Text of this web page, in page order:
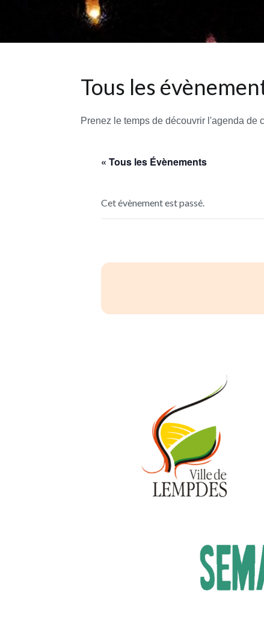
Tous les
Prenez le temps de découvrir l'agenda de
« Tous les Évènements
Cet évènement est passé.